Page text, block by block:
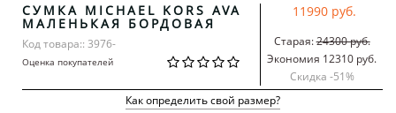
СУМКА MICHAEL KORS AVA
МАЛЕНЬКАЯ БОРДОВАЯ
Код товара:: 3976-
Оценка покупателей
11990 руб.
Старая:24300 руб.
Экономия 12310 руб.
Скидка -51%
Как определить свой размер?